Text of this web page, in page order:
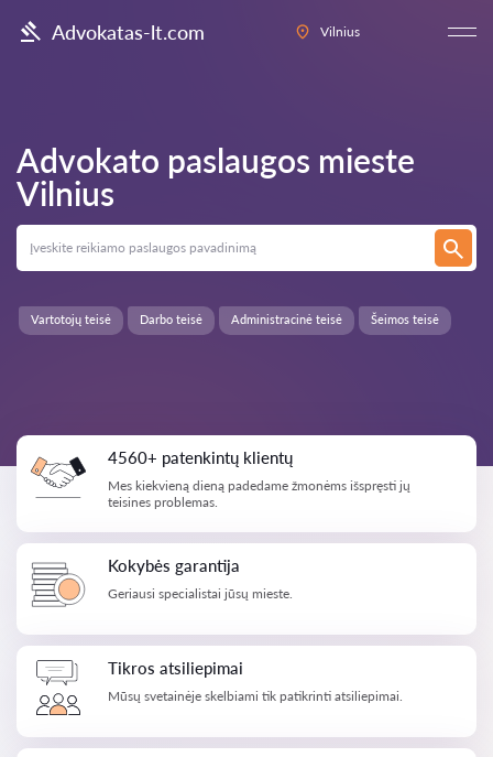
Advokatas-lt.com Vilnius
Advokato paslaugos mieste
Vilnius
Šeimos teisė
Vartotojų teisė Darbo teisė Administracinė teisė
4560+ patenkintų klientų
Mes kiekvieną dieną padedame žmonėms išspręsti jų
teisines problemas.
Kokybės garantija
Geriausi specialistai jūsų mieste.
Tikros atsiliepimai
Mūsų svetainėje skelbiami tik patikrinti atsiliepimai.